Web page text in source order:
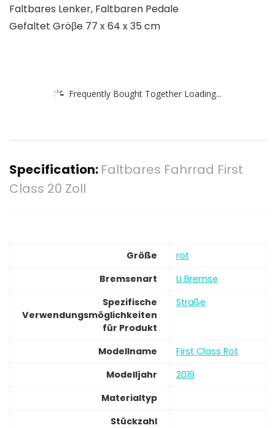
Faltbares Lenker, Faltbaren Pedale
Gefaltet Gröβe 77 x 64 x 35 cm
Frequently Bought Together Loading...
Specification: Faltbares Fahrrad First
Class 20 Zoll
Größe
‎rot
Bremsenart
‎U Bremse
Spezifische
Verwendungsmöglichkeiten
für Produkt
‎Straße
Modellname
‎First Class Rot
Modelljahr
‎2019
Materialtyp
Stückzahl